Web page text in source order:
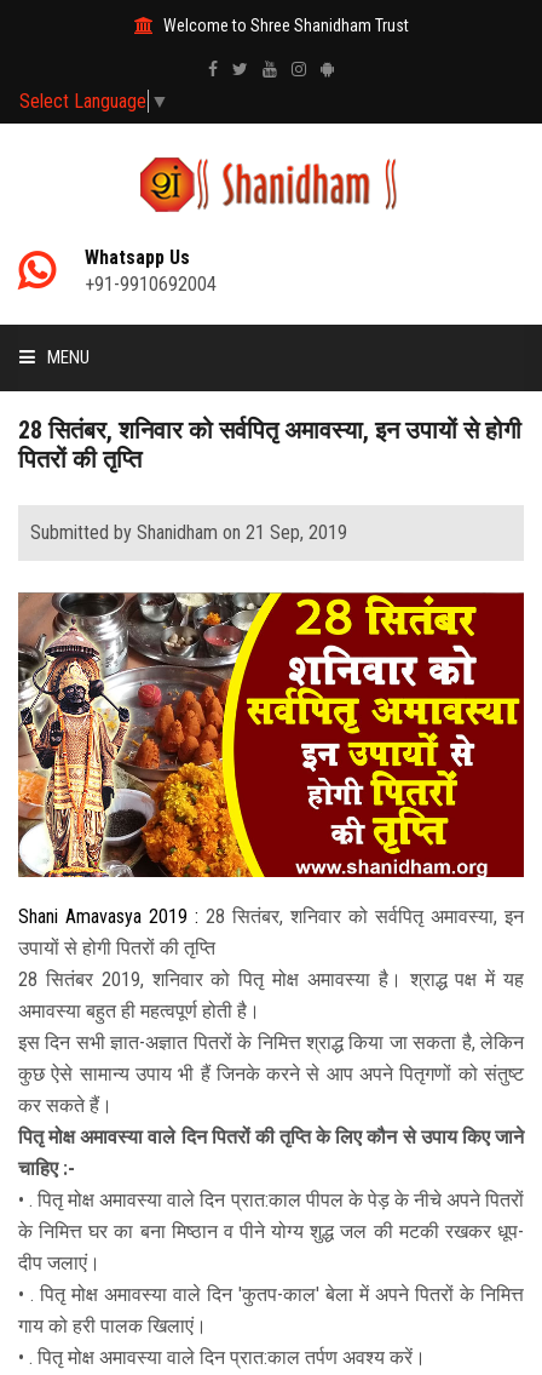
Welcome to Shree Shanidham Trust
Select Language ▼
Whatsapp Us
+91-9910692004
MENU
HOME
ABOUT DAATI
JANAMPATRI
RASHIPHAL
LORD SHANI
LITERATURE
CONTACT US
28 सितंबर, शनिवार को सर्वपितृ अमावस्या, इन उपायों से होगी
पितरों की तृप्ति
Submitted by Shanidham on 21 Sep, 2019
Shani Amavasya 2019 : 28 सितंबर, शनिवार को सर्वपितृ अमावस्या, इन
उपायों से होगी पितरों की तृप्ति
28 सितंबर 2019, शनिवार को पितृ मोक्ष अमावस्या है। श्राद्ध पक्ष में यह
अमावस्या बहुत ही महत्वपूर्ण होती है।
इस दिन सभी ज्ञात-अज्ञात पितरों के निमित्त श्राद्ध किया जा सकता है, लेकिन
कुछ ऐसे सामान्य उपाय भी हैं जिनके करने से आप अपने पितृगणों को संतुष्ट
कर सकते हैं।
पितृ मोक्ष अमावस्या वाले दिन पितरों की तृप्ति के लिए कौन से उपाय किए जाने
चाहिए :-
• . पितृ मोक्ष अमावस्या वाले दिन प्रात:काल पीपल के पेड़ के नीचे अपने पितरों
के निमित्त घर का बना मिष्ठान व पीने योग्य शुद्ध जल की मटकी रखकर धूप-
दीप जलाएं।
• . पितृ मोक्ष अमावस्या वाले दिन 'कुतप-काल' बेला में अपने पितरों के निमित्त
गाय को हरी पालक खिलाएं।
• . पितृ मोक्ष अमावस्या वाले दिन प्रात:काल तर्पण अवश्य करें।